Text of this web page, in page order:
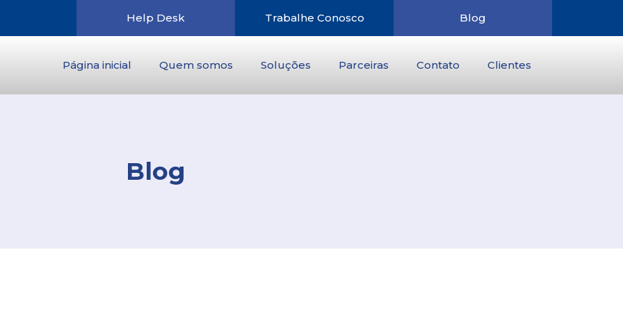
Help Desk Trabalhe Conosco Blog
Página inicial Quem somos Soluções Parceiras Contato Clientes
Blog